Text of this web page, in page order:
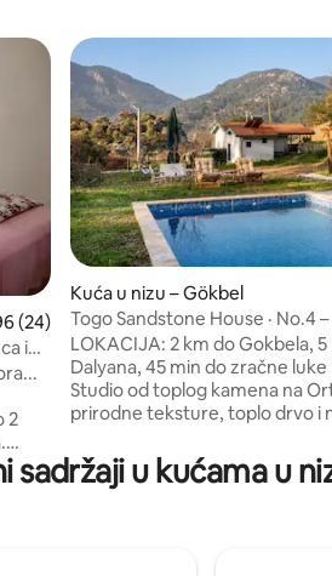
„Odabrali gosti”
ocjena: 4,96/5, recenzija: 24
(24)
i
i 20
Kuća u nizu – Gökbel
Togo Sandstone House · No.4
apartman u Ortaci
LOKACIJA: 2 km do Gokbela,
Dalyana, 45 min do zračne luke
Studio od toplog kamena na
prirodne teksture, toplo drvo i
utočište. Togo Sandstone
udobnost unutarnjeg prostora
sadržaji u kućama u